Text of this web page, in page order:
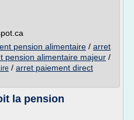
pension alimentaire / arret
pension alimentaire majeur /
/ arret paiement direct
la pension